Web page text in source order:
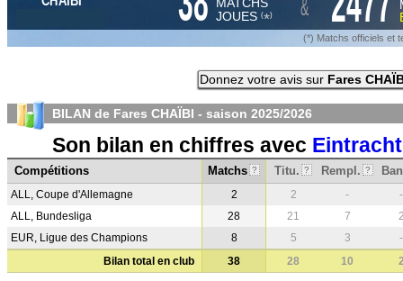
JOUES (*) &
(*) Matchs officiels et
Donnez votre avis sur Fares
BILAN de Fares CHAÏBI - saison 2025/2026
Son bilan en chiffres avec
Compétitions Matchs ? Titu. ? Rempl. ?
ALL, Coupe d'Allemagne 2 2 -
-
ALL, Bundesliga
28 21 7
EUR, Ligue des Champions
8 5 3
-
Bilan total en club
38 28 10